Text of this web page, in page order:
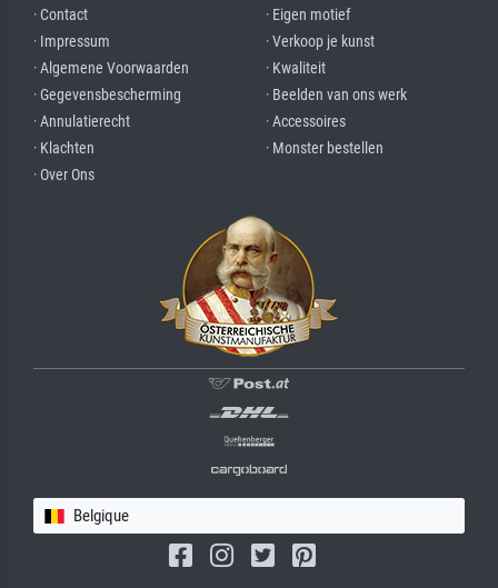
· Contact
· Impressum
· Algemene Voorwaarden
· Gegevensbescherming
· Annulatierecht
· Klachten
· Over Ons
· Eigen motief
· Verkoop je kunst
· Kwaliteit
· Beelden van ons werk
· Accessoires
· Monster bestellen
Belgique